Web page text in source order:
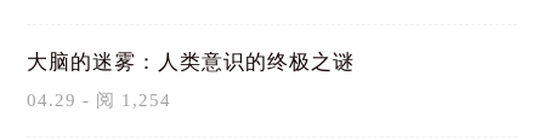
大脑的迷雾：人类意识的终极之谜
04.29 - 阅 1,254